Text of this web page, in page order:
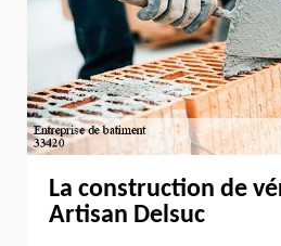
La construction de
Artisan Delsuc